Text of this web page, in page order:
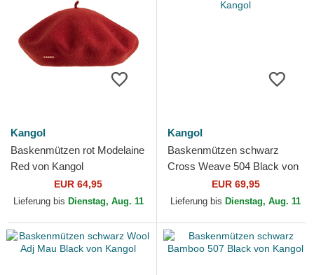
Kangol
Baskenmützen rot Modelaine
Red von Kangol
EUR 64,95
Lieferung bis Dienstag, Aug. 11
Kangol
Baskenmützen schwarz
Cross Weave 504 Black von
EUR 69,95
Lieferung bis Dienstag, Aug. 11